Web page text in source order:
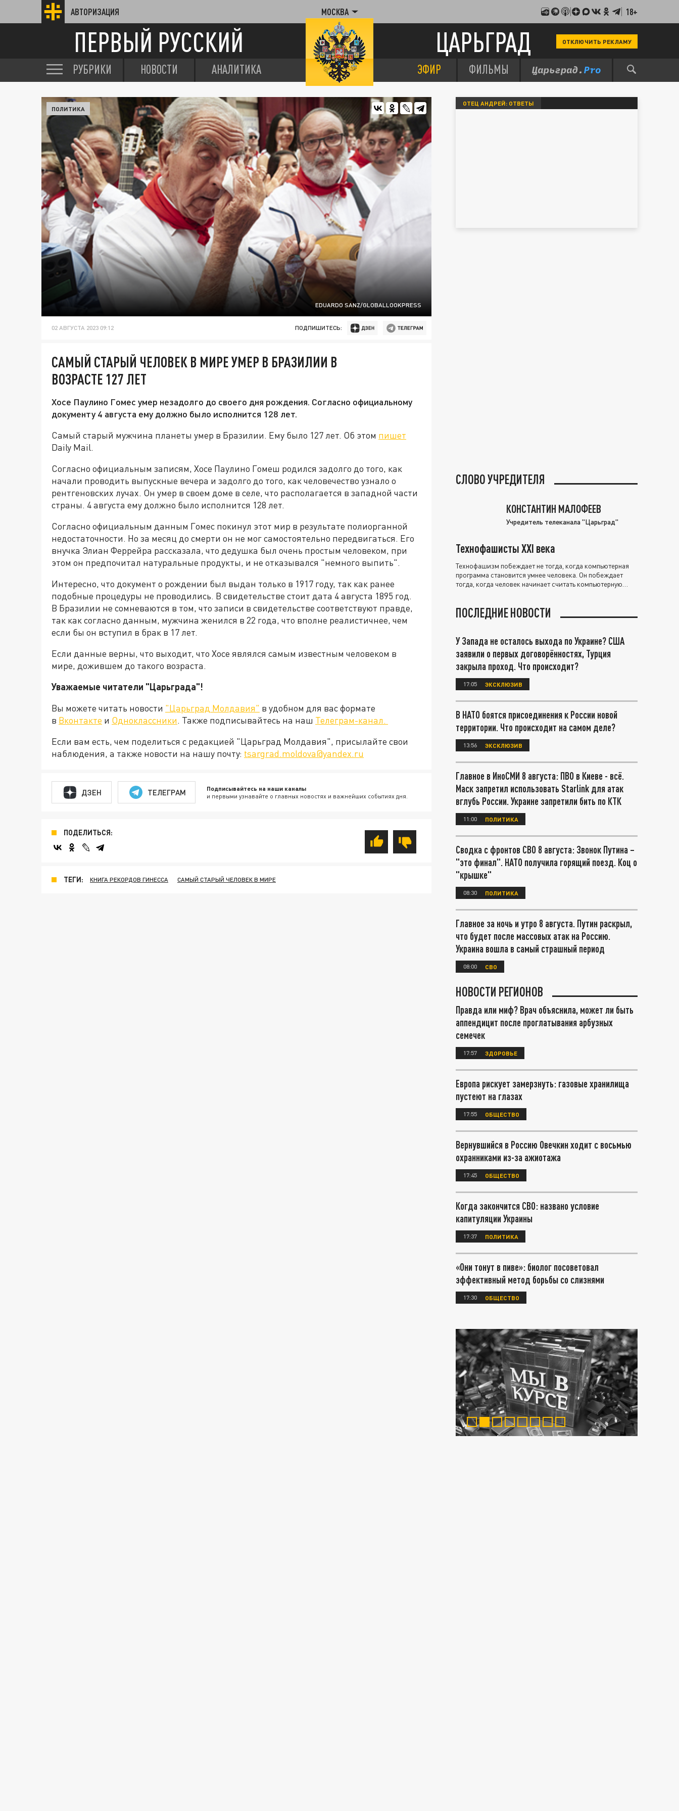
АВТОРИЗАЦИЯ МОСКВА 18+
ПЕРВЫЙ РУССКИЙ ЦАРЬГРАД ОТКЛЮЧИТЬ РЕКЛАМУ
РУБРИКИ НОВОСТИ АНАЛИТИКА ЭФИР ФИЛЬМЫ
EDUARDO SANZ/GLOBALLOOKPRESS
ПОЛИТИКА
02 АВГУСТА 2023 09:12 ПОДПИШИТЕСЬ:
САМЫЙ СТАРЫЙ ЧЕЛОВЕК В МИРЕ УМЕР В БРАЗИЛИИ В
ВОЗРАСТЕ 127 ЛЕТ
Хосе Паулино Гомес умер незадолго до своего дня рождения. Согласно официальному
документу 4 августа ему должно было исполнится 128 лет.
Самый старый мужчина планеты умер в Бразилии. Ему было 127 лет. Об этом пишет
Daily Mail.
Согласно официальным записям, Хосе Паулино Гомеш родился задолго до того, как
начали проводить выпускные вечера и задолго до того, как человечество узнало о
рентгеновских лучах. Он умер в своем доме в селе, что располагается в западной части
страны. 4 августа ему должно было исполнится 128 лет.
Согласно официальным данным Гомес покинул этот мир в результате полиорганной
недостаточности. Но за месяц до смерти он не мог самостоятельно передвигаться. Его
внучка Элиан Феррейра рассказала, что дедушка был очень простым человеком, при
этом он предпочитал натуральные продукты, и не отказывался "немного выпить".
Интересно, что документ о рождении был выдан только в 1917 году, так как ранее
подобные процедуры не проводились. В свидетельстве стоит дата 4 августа 1895 год.
В Бразилии не сомневаются в том, что записи в свидетельстве соответствуют правде,
так как согласно данным, мужчина женился в 22 года, что вполне реалистичнее, чем
если бы он вступил в брак в 17 лет.
Если данные верны, что выходит, что Хосе являлся самым известным человеком в
мире, дожившем до такого возраста.
Уважаемые читатели "Царьграда"!
Вы можете читать новости "Царьград Молдавия" в удобном для вас формате
в Вконтакте и Одноклассники. Также подписывайтесь на наш Телеграм-канал.
Если вам есть, чем поделиться с редакцией "Царьград Молдавия", присылайте свои
наблюдения, а также новости на нашу почту: tsargrad.moldova@yandex.ru
ДЗЕН ТЕЛЕГРАМ Подписывайтесь на наши каналы
и первыми узнавайте о главных новостях и важнейших событиях дня.
ПОДЕЛИТЬСЯ:
ТЕГИ: КНИГА РЕКОРДОВ ГИНЕССА САМЫЙ СТАРЫЙ ЧЕЛОВЕК В МИРЕ
ОТЕЦ АНДРЕЙ: ОТВЕТЫ
СЛОВО УЧРЕДИТЕЛЯ
КОНСТАНТИН МАЛОФЕЕВ
Учредитель телеканала "Царьград"
Технофашисты XXI века
Технофашизм побеждает не тогда, когда компьютерная
программа становится умнее человека. Он побеждает
тогда, когда человек начинает считать компьютерную
ПОСЛЕДНИЕ НОВОСТИ
У Запада не осталось выхода по Украине? США
заявили о первых договорённостях, Турция
закрыла проход. Что происходит?
17:05 ЭКСКЛЮЗИВ
В НАТО боятся присоединения к России новой
территории. Что происходит на самом деле?
13:56 ЭКСКЛЮЗИВ
Главное в ИноСМИ 8 августа: ПВО в Киеве - всё.
Маск запретил использовать Starlink для атак
вглубь России. Украине запретили бить по КТК
11:00 ПОЛИТИКА
Сводка с фронтов СВО 8 августа: Звонок Путина –
"это финал". НАТО получила горящий поезд. Коц о
"крышке"
08:30 ПОЛИТИКА
Главное за ночь и утро 8 августа. Путин раскрыл,
что будет после массовых атак на Россию.
Украина вошла в самый страшный период
08:00 СВО
НОВОСТИ РЕГИОНОВ
Правда или миф? Врач объяснила, может ли быть
аппендицит после проглатывания арбузных
семечек
17:57 ЗДОРОВЬЕ
Европа рискует замерзнуть: газовые хранилища
пустеют на глазах
17:55 ОБЩЕСТВО
Вернувшийся в Россию Овечкин ходит с восьмью
охранниками из-за ажиотажа
17:45 ОБЩЕСТВО
Когда закончится СВО: названо условие
капитуляции Украины
17:37 ПОЛИТИКА
«Они тонут в пиве»: биолог посоветовал
эффективный метод борьбы со слизнями
17:30 ОБЩЕСТВО